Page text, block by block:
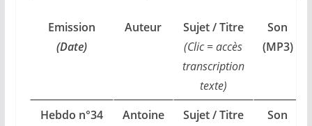
Emission
(Date)
Auteur
Sujet / Titre
(Clic = accès
transcription
texte)
Son
(MP3)
Hebdo n°34
Antoine
Sujet / Titre
Son